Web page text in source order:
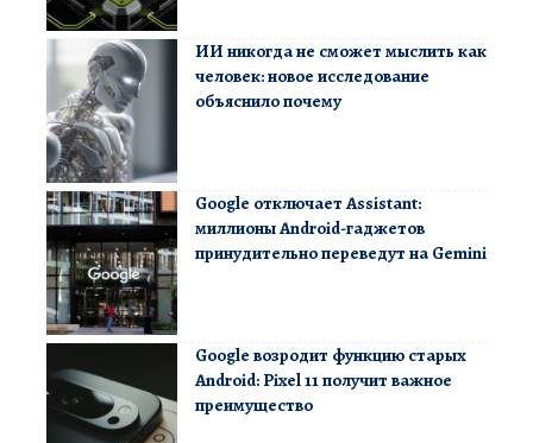
ИИ никогда не сможет мыслить как
человек: новое исследование
объяснило почему
Google отключает Assistant:
миллионы Android-гаджетов
принудительно переведут на Gemini
Google возродит функцию старых
Android: Pixel 11 получит важное
преимущество